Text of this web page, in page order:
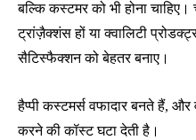
बल्कि कस्टमर को भी होना चाहिए।
ट्रांज़ैक्शंस हों या क्वालिटी
सैटिस्फैक्शन को बेहतर बनाए।
हैप्पी कस्टमर्स वफादार बनते हैं, और
करने की कॉस्ट घटा देती है।